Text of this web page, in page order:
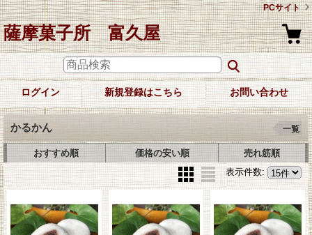
PCサイト
薩摩菓子所 富久屋
ログイン 新規登録はこちら お問い合わせ
かるかん 一覧
おすすめ順 価格の安い順
売れ筋順
表示件数: